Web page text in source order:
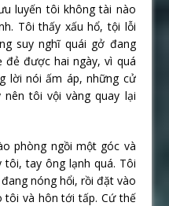
luyến tôi không tài nào
Tôi thấy xấu hổ, tội lỗi
suy nghĩ quái gở đang
đẻ được hai ngày, vì quá
lời nói ấm áp, những cử
tôi vội vàng quay lại
phòng ngồi một góc và
tay ông lạnh quá. Tôi
nóng hổi, rồi đặt vào
tôi và hôn tới tấp. Cứ thế